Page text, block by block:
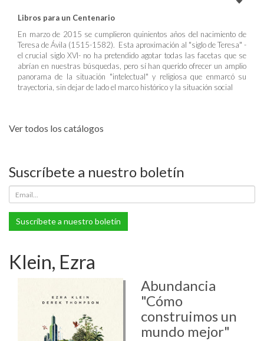
Libros para un Centenario
En marzo de 2015 se cumplieron quinientos años del nacimiento de
Teresa de Ávila (1515-1582). Esta aproximación al "siglo de Teresa" -
el crucial siglo XVI- no ha pretendido agotar todas las facetas que se
abrían en nuestras búsquedas, pero sí han querido ofrecer un amplio
panorama de la situación "intelectual" y religiosa que enmarcó su
trayectoria, sin dejar de lado el marco histórico y la situación social
Ver todos los catálogos
Suscríbete a nuestro boletín
Suscríbete a nuestro boletín
Klein, Ezra
Abundancia
"Cómo
construimos un
mundo mejor"